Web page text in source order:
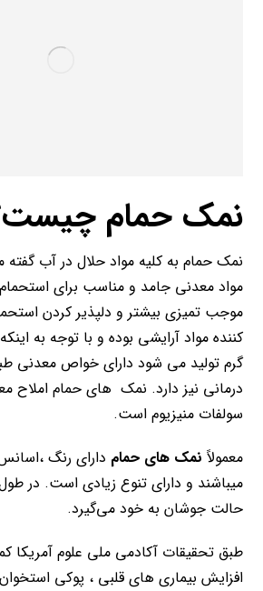
نمک حمام
نمک حمام به کلیه مواد حلال در آب
مواد معدنی جامد و مناسب برای
موجب تمیزی بیشتر و دلپذیر کردن
کننده مواد آرایشی بوده و با توجه به
گرم تولید می شود دارای خواص معدنی
درمانی نیز دارد. نمک های حمام املاح
سولفات منیزیوم است.
معمولاً نمک های حمام دارای رنگ
میباشند و دارای تنوع زیادی است. در
حالت جوشان به خود می‌گیرد.
طبق تحقیقات آکادمی ملی علوم آمریکا
افزایش بیماری های قلبی ، پوکی